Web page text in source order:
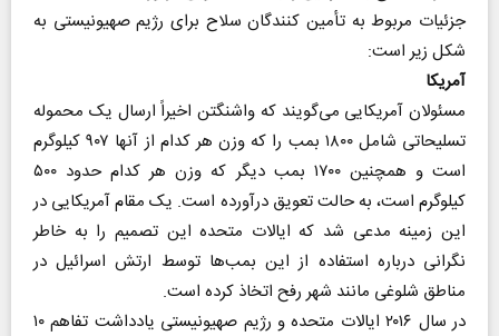
جزئیات مربوط به تأمین کنندگان سلاح برای رژیم صهیونیستی به
شکل زیر است:
آمریکا
مسئولان آمریکایی می‌گویند که واشنگتن اخیراً ارسال یک محموله
تسلیحاتی شامل ۱۸۰۰ بمب را که وزن هر کدام از آنها ۹۰۷ کیلوگرم
است و همچنین ۱۷۰۰ بمب دیگر که وزن هر کدام حدود ۵۰۰
کیلوگرم است، به حالت تعویق درآورده است. یک مقام آمریکایی در
این زمینه مدعی شد که ایالات متحده این تصمیم را به خاطر
نگرانی درباره استفاده از این بمب‌ها توسط ارتش اسرائیل در
مناطق شلوغی مانند شهر رفح اتخاذ کرده است.
در سال ۲۰۱۶ ایالات متحده و رژیم صهیونیستی یادداشت تفاهم ۱۰